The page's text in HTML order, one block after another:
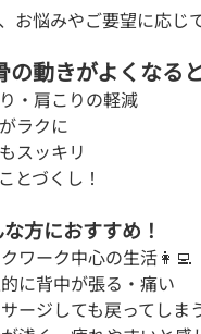
お悩みやご要望に応じ
の動きがよくなる
・肩こりの軽減
ラクに
スッキリ
とづくし！
方におすすめ！
ワーク中心の生活👩‍💻
に背中が張る・痛い
ージしても戻ってしま